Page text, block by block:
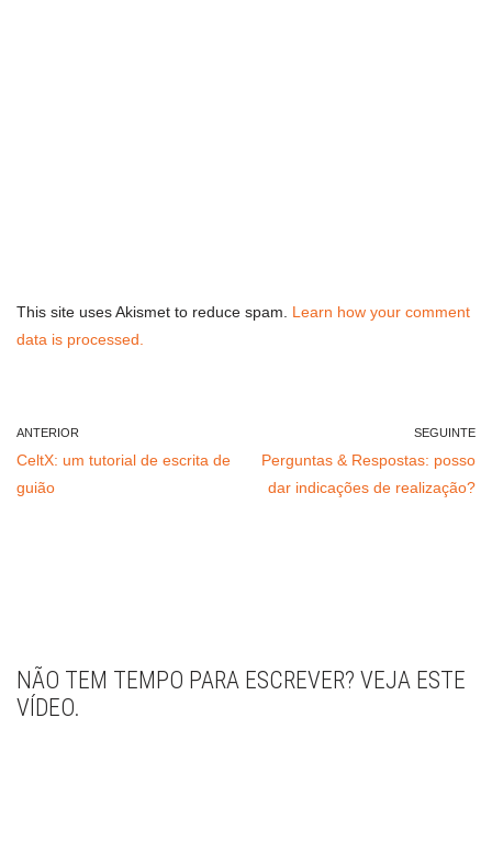
This site uses Akismet to reduce spam. Learn how your comment
data is processed.
ANTERIOR
CeltX: um tutorial de escrita de
guião
SEGUINTE
Perguntas & Respostas: posso
dar indicações de realização?
NÃO TEM TEMPO PARA ESCREVER? VEJA ESTE
VÍDEO.